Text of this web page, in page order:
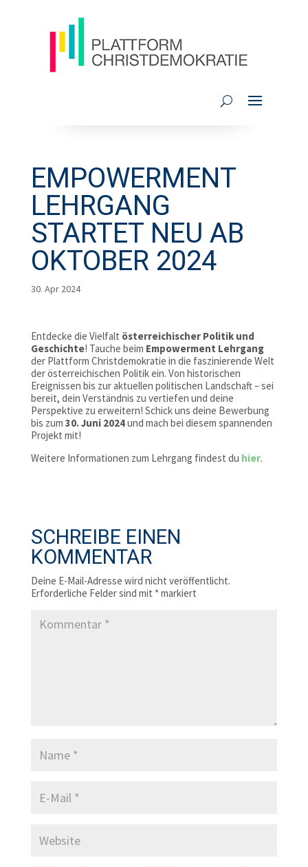
EMPOWERMENT
LEHRGANG
STARTET NEU AB
OKTOBER 2024
30. Apr 2024
Entdecke die Vielfalt österreichischer Politik und
Geschichte! Tauche beim Empowerment Lehrgang
der Plattform Christdemokratie in die faszinierende Welt
der österreichischen Politik ein. Von historischen
Ereignissen bis zur aktuellen politischen Landschaft – sei
bereit, dein Verständnis zu vertiefen und deine
Perspektive zu erweitern! Schick uns deine Bewerbung
bis zum 30. Juni 2024und mach bei diesem spannenden
Projekt mit!
Weitere Informationen zum Lehrgang findest du hier.
SCHREIBE EINEN
KOMMENTAR
Deine E-Mail-Adresse wird nicht veröffentlicht.
Erforderliche Felder sind mit *markiert